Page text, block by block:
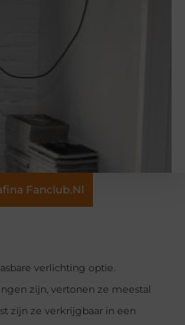
Fanclub.nl
verlichting optie.
zijn, vertonen ze meestal
zijn ze verkrijgbaar in een